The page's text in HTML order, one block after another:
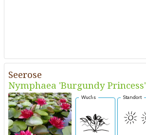
Seerose
Nymphaea 'Burgundy Princess'
Wuchs Standort